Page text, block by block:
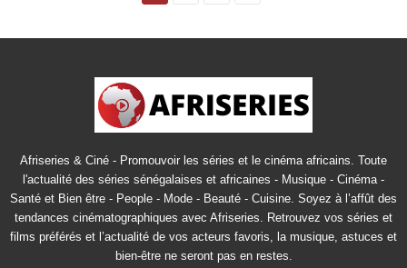
Afriseries & Ciné - Promouvoir les séries et le cinéma africains. Toute
l'actualité des séries sénégalaises et africaines - Musique - Cinéma -
Santé et Bien être - People - Mode - Beauté - Cuisine. Soyez à l’affût des
tendances cinématographiques avec Afriseries. Retrouvez vos séries et
films préférés et l’actualité de vos acteurs favoris, la musique, astuces et
bien-être ne seront pas en restes.